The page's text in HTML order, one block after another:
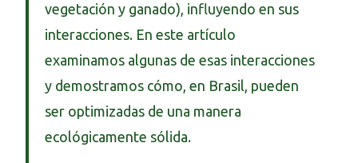
vegetación y ganado), influyendo en sus
interacciones. En este artículo
examinamos algunas de esas interacciones
y demostramos cómo, en Brasil, pueden
ser optimizadas de una manera
ecológicamente sólida.